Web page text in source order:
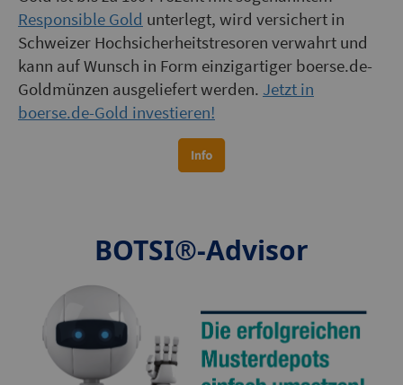
Responsible Gold unterlegt, wird versichert in
Schweizer Hochsicherheitstresoren verwahrt und
kann auf Wunsch in Form einzigartiger boerse.de-
Goldmünzen ausgeliefert werden. Jetzt in
boerse.de-Gold investieren!
BOTSI®-Advisor